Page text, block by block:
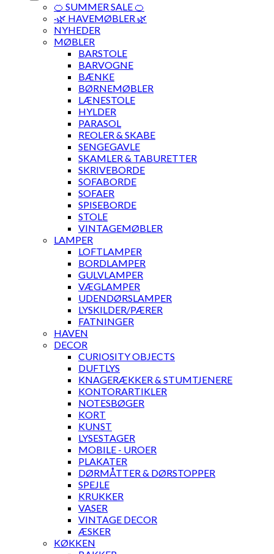
🍊 SUMMER SALE 🍊
·🌿 HAVEMØBLER 🌿
NYHEDER
MØBLER
BARSTOLE
BARVOGNE
BÆNKE
BØRNEMØBLER
LÆNESTOLE
HYLDER
PARASOL
REOLER & SKABE
SENGEGAVLE
SKAMLER & TABURETTER
SKRIVEBORDE
SOFABORDE
SOFAER
SPISEBORDE
STOLE
VINTAGEMØBLER
LAMPER
LOFTLAMPER
BORDLAMPER
GULVLAMPER
VÆGLAMPER
UDENDØRSLAMPER
LYSKILDER/PÆRER
FATNINGER
HAVEN
DECOR
CURIOSITY OBJECTS
DUFTLYS
KNAGERÆKKER & STUMTJENERE
KONTORARTIKLER
NOTESBØGER
KORT
KUNST
LYSESTAGER
MOBILE - UROER
PLAKATER
DØRMÅTTER & DØRSTOPPER
SPEJLE
KRUKKER
VASER
VINTAGE DECOR
ÆSKER
KØKKEN